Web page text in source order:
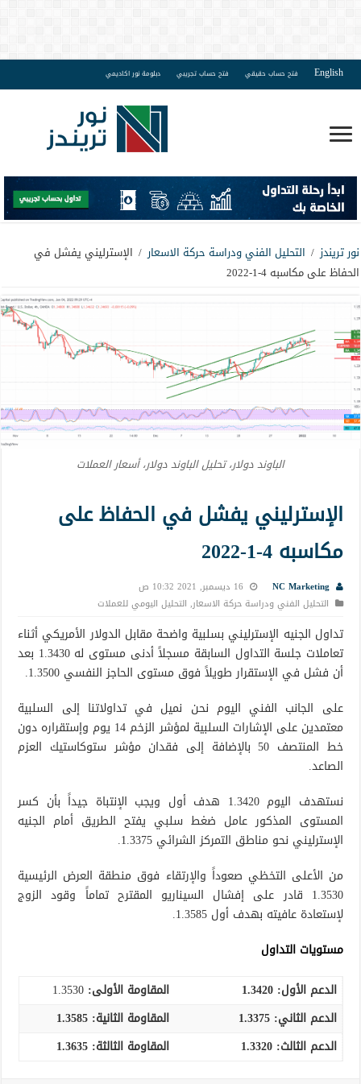
English فتح حساب حقيقي فتح حساب تجريبي دبلومة نور اكاديمي
نور تريندز / التحليل الفني ودراسة حركة الاسعار / الإسترليني يفشل في
الحفاظ على مكاسبه 4-1-2022
الباوند دولار، تحليل الباوند دولار، أسعار العملات
الإسترليني يفشل في الحفاظ على
مكاسبه 4-1-2022
NC Marketing
16 ديسمبر, 2021 10:32 ص
التحليل الفني ودراسة حركة الاسعار, التحليل اليومي للعملات
تداول الجنيه الإسترليني بسلبية واضحة مقابل الدولار الأمريكي أثناء
تعاملات جلسة التداول السابقة مسجلاً أدنى مستوى له 1.3430 بعد
أن فشل في الإستقرار طويلاً فوق مستوى الحاجز النفسي 1.3500.
على الجانب الفني اليوم نحن نميل في تداولاتنا إلى السلبية
معتمدين على الإشارات السلبية لمؤشر الزخم 14 يوم وإستقراره دون
خط المنتصف 50 بالإضافة إلى فقدان مؤشر ستوكاستيك العزم
الصاعد.
نستهدف اليوم 1.3420 هدف أول ويجب الإنتباة جيداً بأن كسر
المستوى المذكور عامل ضغط سلبي يفتح الطريق أمام الجنيه
الإسترليني نحو مناطق التمركز الشرائي 1.3375.
من الأعلى التخظي صعوداً والإرتقاء فوق منطقة العرض الرئيسية
1.3530 قادر على إفشال السيناريو المقترح تماماً وقود الزوج
لإستعادة عافيته بهدف أول 1.3585.
مستويات التداول
الدعم الأول: 1.3420
المقاومة الأولى:
الدعم الثاني: 1.3375 المقاومة الثانية: 1.3585
الدعم الثالث: المقاومة الثالثة: 1.3635